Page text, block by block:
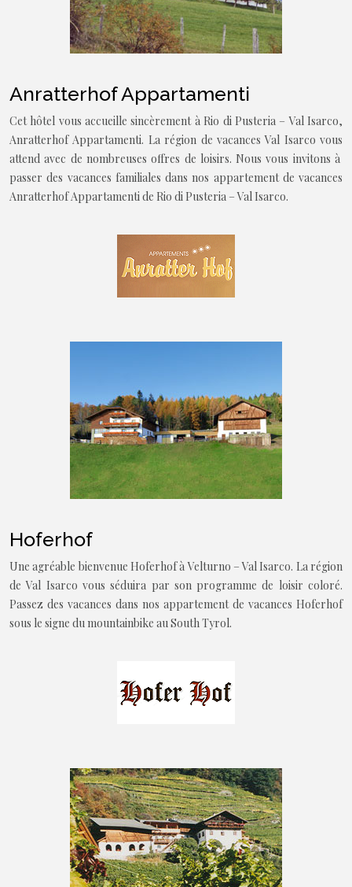
Anratterhof Appartamenti
Cet hôtel vous accueille sincèrement à Rio di Pusteria – Val Isarco,
Anratterhof Appartamenti. La région de vacances Val Isarco vous
attend avec de nombreuses offres de loisirs. Nous vous invitons à
passer des vacances familiales dans nos appartement de vacances
Anratterhof Appartamenti de Rio di Pusteria – Val Isarco.
Hoferhof
Une agréable bienvenue Hoferhof à Velturno – Val Isarco. La région
de Val Isarco vous séduira par son programme de loisir coloré.
Passez des vacances dans nos appartement de vacances Hoferhof
sous le signe du mountainbike au South Tyrol.